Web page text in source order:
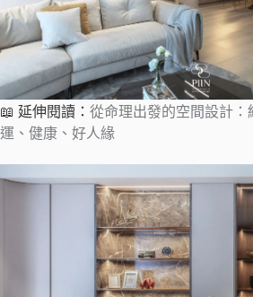
📖 延伸閱讀： 從命理出發的空間設計：
運、健康、好人緣